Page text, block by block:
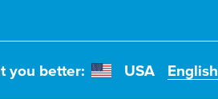
you better: USA English